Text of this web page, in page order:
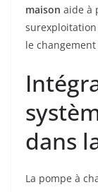
maison aide à
le
dans
La pompe à